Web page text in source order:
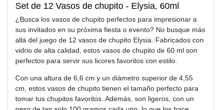
Set de 12 Vasos de chupito - Elysia, 60ml
¿Busca los vasos de chupito perfectos para impresionar a
sus invitados en su próxima fiesta o evento? No busque más
allá del juego de 12 vasos de chupito Elysia. Fabricados con
vidrio de alta calidad, estos vasos de chupito de 60 ml son
perfectos para servir sus licores favoritos con estilo.
Con una altura de 6,6 cm y un diámetro superior de 4,55
cm, estos vasos de chupito tienen el tamaño perfecto para
tomar tus chupitos favoritos. Además, son ligeros, con un